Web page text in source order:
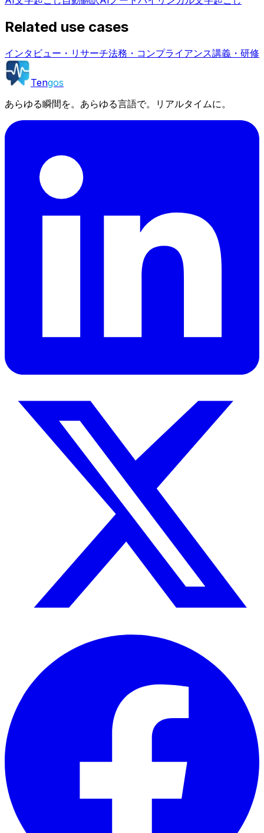
Related use cases
インタビュー・リサーチ法務・コンプライアンス講義・研修
Tengos
あらゆる瞬間を。あらゆる言語で。リアルタイムに。